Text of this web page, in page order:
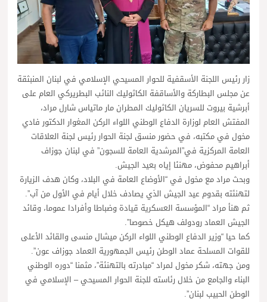
زار رئيس اللجنة الأسقفية للحوار المسيحي الإسلامي في لبنان المنبثقة
عن مجلس البطاركة والأساقفة الكاثوليك النائب البطريركي العام على
أبرشية بيروت للسريان الكاثوليك المطران مار ماتياس شارل مراد،
المفتش العام لوزارة الدفاع الوطني اللواء الركن المغوار الدكتور فادي
مخول في مكتبه، في حضور منسق لجنة الحوار رئيس لجنة العلاقات
العامة المركزية في”المرشدية العامة للسجون” في لبنان جوزاف
أبراهيم محفوض، مهنئا إياه بعيد الجيش.
وبحث مراد مع مخول في “الأوضاع العامة في البلاد، وكان هدف الزيارة
لتهنئته بقدوم عيد الجيش الذي يصادف خلال أيام في الأول من آب”.
ثم هنأ مراد “المؤسسة العسكرية قيادة وضباطا وأفرادا عموما، وقائد
الجيش العماد رودولف هيكل خصوصا”.
كما حيا “وزير الدفاع الوطني اللواء الركن ميشال منسى والقائد الأعلى
للقوات المسلحة عماد الوطن رئيس الجمهورية العماد جوزاف عون”.
ومن جهته، شكر مخول لمراد “مبادرته بالتهنئة”، مثمنا “دوره الوطني
البناء والجامع من خلال رئاسته للجنة الحوار المسيحي – الإسلامي في
الوطن الحبيب لبنان”.